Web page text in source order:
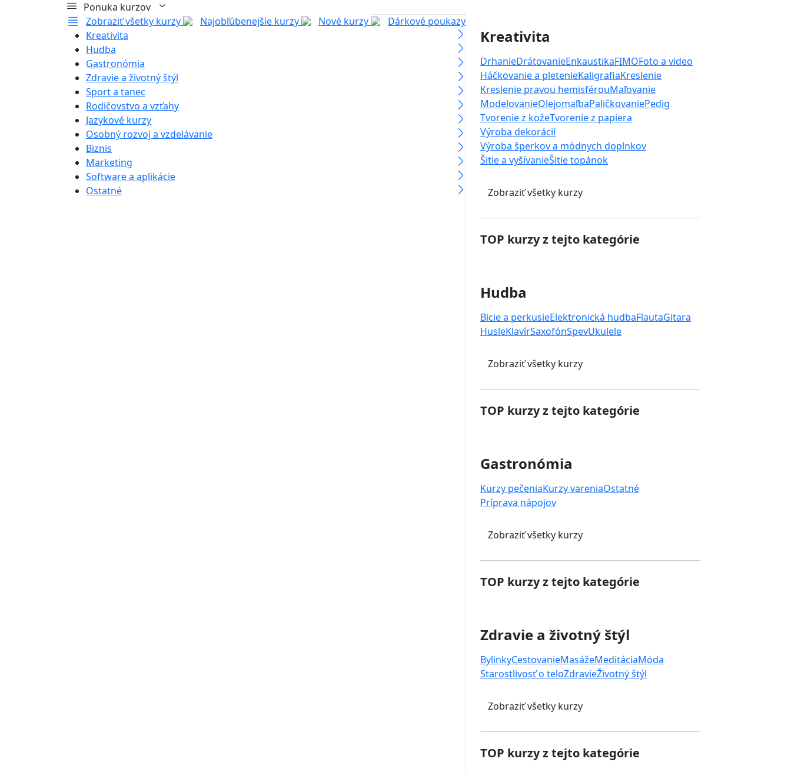
Ponuka kurzov
Zobraziť všetky kurzy
Najobľúbenejšie kurzy Nové kurzy
Dárkové poukazy
Kreativita
Hudba
Gastronómia
Zdravie a životný štýl
Sport a tanec
Rodičovstvo a vzťahy
Jazykové kurzy
Osobný rozvoj a vzdelávanie
Biznis
Marketing
Software a aplikácie
Ostatné
Kreativita
DrhanieDrátovanieEnkaustikaFIMOFoto a video
Háčkovanie a pletenieKaligrafiaKreslenie
Kreslenie pravou hemisférouMaľovanie
ModelovanieOlejomaľbaPaličkovaniePedig
Tvorenie z kožeTvorenie z papiera
Výroba dekorácií
Výroba šperkov a módnych doplnkov
Šitie a vyšívanieŠitie topánok
Zobraziť všetky kurzy
TOP kurzy z tejto kategórie
Hudba
Bicie a perkusieElektronická hudbaFlautaGitara
HusleKlavírSaxofónSpevUkulele
Zobraziť všetky kurzy
TOP kurzy z tejto kategórie
Gastronómia
Kurzy pečeniaKurzy vareniaOstatné
Príprava nápojov
Zobraziť všetky kurzy
TOP kurzy z tejto kategórie
Zdravie a životný štýl
BylinkyCestovanieMasážeMeditáciaMóda
Starostlivosť o teloZdravieŽivotný štýl
Zobraziť všetky kurzy
TOP kurzy z tejto kategórie